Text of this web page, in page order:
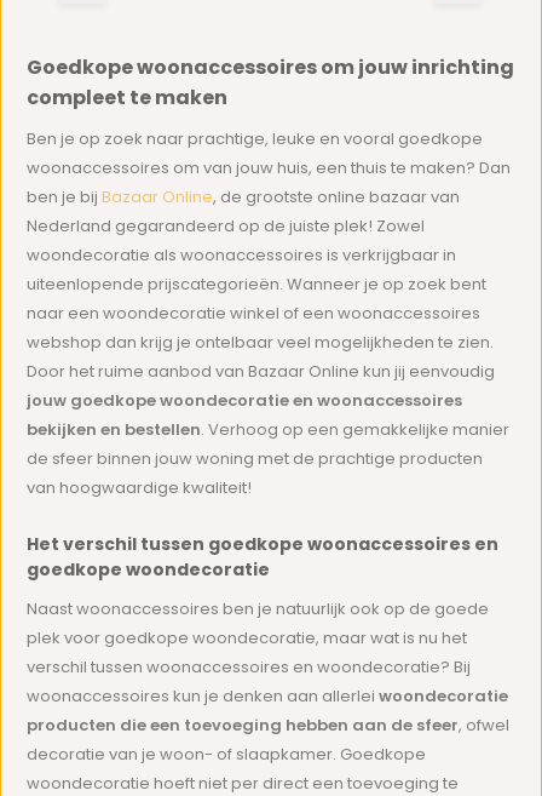
Goedkope woonaccessoires om jouw inrichting
compleet te maken
Ben je op zoek naar prachtige, leuke en vooral goedkope
woonaccessoires om van jouw huis, een thuis te maken? Dan
ben je bijBazaar Online, de grootste online bazaar van
Nederland gegarandeerd op de juiste plek! Zowel
woondecoratie als woonaccessoires is verkrijgbaar in
uiteenlopende prijscategorieën. Wanneer je op zoek bent
naar een woondecoratie winkel of een woonaccessoires
webshop dan krijg je ontelbaar veel mogelijkheden te zien.
Door het ruime aanbod van Bazaar Online kun jij eenvoudig
jouw goedkope woondecoratie en woonaccessoires
bekijken en bestellen. Verhoog op een gemakkelijke manier
de sfeer binnen jouw woning met de prachtige producten
van hoogwaardige kwaliteit!
Het verschil tussen goedkope woonaccessoires en
goedkope woondecoratie
Naast woonaccessoires ben je natuurlijk ook op de goede
plek voor goedkope woondecoratie, maar wat is nu het
verschil tussen woonaccessoires en woondecoratie? Bij
woonaccessoires kun je denken aan allerleiwoondecoratie
producten die een toevoeging hebben aan de sfeer, ofwel
decoratie van je woon- of slaapkamer. Goedkope
woondecoratie hoeft niet per direct een toevoeging te